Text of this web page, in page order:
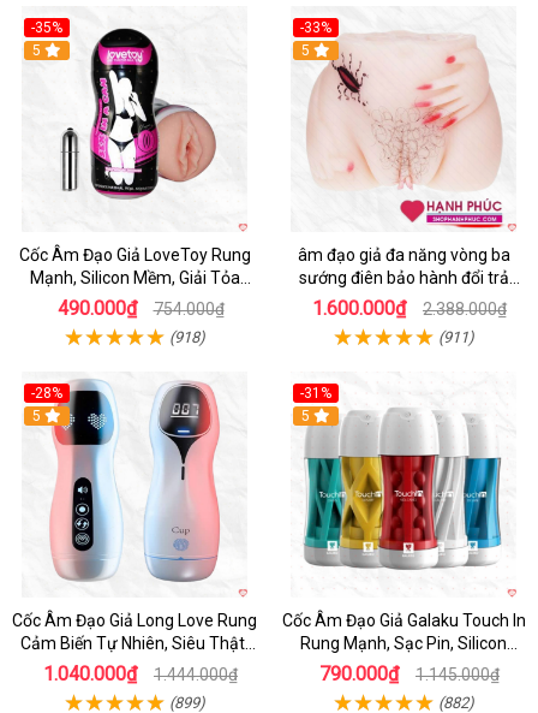
-35%
5
Cốc Âm Đạo Giả LoveToy Rung
Mạnh, Silicon Mềm, Giải Tỏa
Sinh Lý
490.000₫ 754.000₫
(918)
-33%
5
âm đạo giả đa năng vòng ba
sướng điên bảo hành đổi trả
nhanh
1.600.000₫ 2.388.000₫
(911)
-28%
5
Cốc Âm Đạo Giả Long Love Rung
Cảm Biến Tự Nhiên, Siêu Thật,
Sướng
1.040.000₫ 1.444.000₫
(899)
-31%
Hot
5
Cốc Âm Đạo Giả Galaku Touch In
Rung Mạnh, Sạc Pin, Silicon
Mềm
790.000₫ 1.145.000₫
(882)